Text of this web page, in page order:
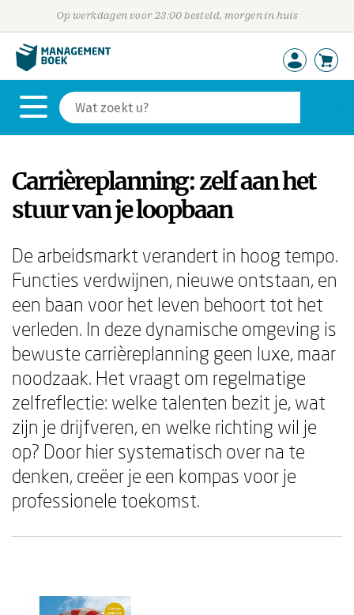
Op werkdagen voor 23:00 besteld, morgen in huis
Carrièreplanning: zelf aan het
stuur van je loopbaan
De arbeidsmarkt verandert in hoog tempo.
Functies verdwijnen, nieuwe ontstaan, en
een baan voor het leven behoort tot het
verleden. In deze dynamische omgeving is
bewuste carrièreplanning geen luxe, maar
noodzaak. Het vraagt om regelmatige
zelfreflectie: welke talenten bezit je, wat
zijn je drijfveren, en welke richting wil je
op? Door hier systematisch over na te
denken, creëer je een kompas voor je
professionele toekomst.